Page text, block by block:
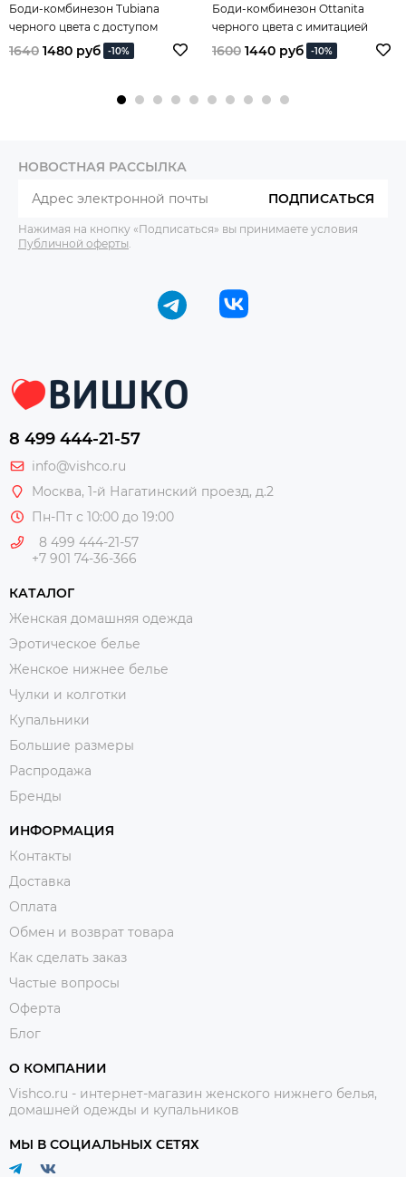
Боди-комбинезон Tubiana
черного цвета с доступом
1640 1480 руб -10%
Боди-комбинезон Ottanita
черного цвета с имитацией
чулок
1600 1440 руб -10%
НОВОСТНАЯ РАССЫЛКА
ПОДПИСАТЬСЯ
Нажимая на кнопку «Подписаться» вы принимаете условия
Публичной оферты
8 499 444-21-57
info@vishco.ru
Москва, 1-й Нагатинский проезд, д.2
Пн-Пт с 10:00 до 19:00
8 499 444-21-57
+7 901 74-36-366
КАТАЛОГ
Женская домашняя одежда
Эротическое белье
Женское нижнее белье
Чулки и колготки
Купальники
Большие размеры
Распродажа
Бренды
ИНФОРМАЦИЯ
Контакты
Доставка
Оплата
Обмен и возврат товара
Как сделать заказ
Частые вопросы
Оферта
Блог
О КОМПАНИИ
Vishco.ru - интернет-магазин женского нижнего белья,
домашней одежды и купальников
МЫ В СОЦИАЛЬНЫХ СЕТЯХ